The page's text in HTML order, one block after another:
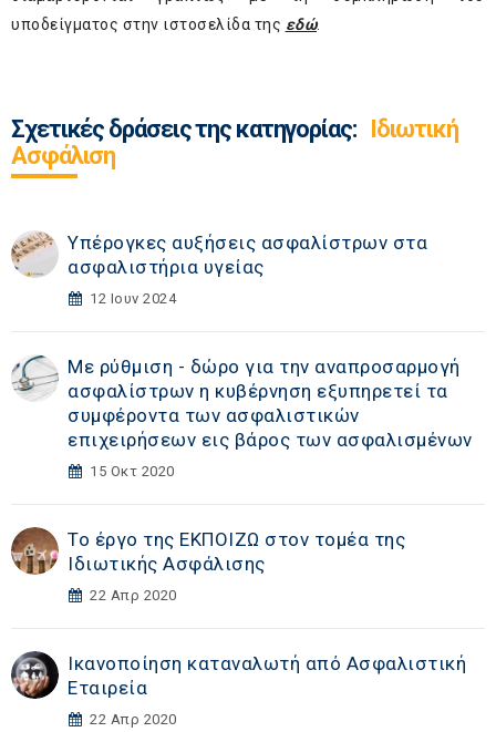
υποδείγματος στην ιστοσελίδα της εδώ.
Σχετικές δράσεις της κατηγορίας: Ιδιωτική
Ασφάλιση
Υπέρογκες αυξήσεις ασφαλίστρων στα
ασφαλιστήρια υγείας
12 Ιουν 2024
Με ρύθμιση - δώρο για την αναπροσαρμογή
ασφαλίστρων η κυβέρνηση εξυπηρετεί τα
συμφέροντα των ασφαλιστικών
επιχειρήσεων εις βάρος των ασφαλισμένων
15 Οκτ 2020
Το έργο της ΕΚΠΟΙΖΩ στον τομέα της
Ιδιωτικής Ασφάλισης
22 Απρ 2020
Ικανοποίηση καταναλωτή από Ασφαλιστική
Εταιρεία
22 Απρ 2020